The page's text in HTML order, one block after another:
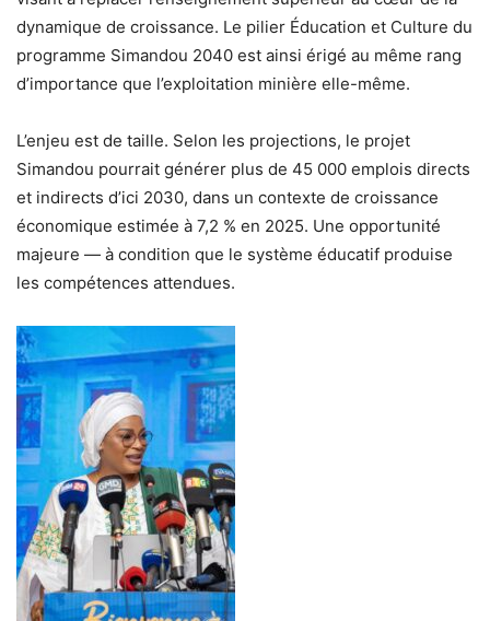
dynamique de croissance. Le pilier Éducation et Culture du
programme Simandou 2040 est ainsi érigé au même rang
d’importance que l’exploitation minière elle-même.
L’enjeu est de taille. Selon les projections, le projet
Simandou pourrait générer plus de 45 000 emplois directs
et indirects d’ici 2030, dans un contexte de croissance
économique estimée à 7,2 % en 2025. Une opportunité
majeure — à condition que le système éducatif produise
les compétences attendues.